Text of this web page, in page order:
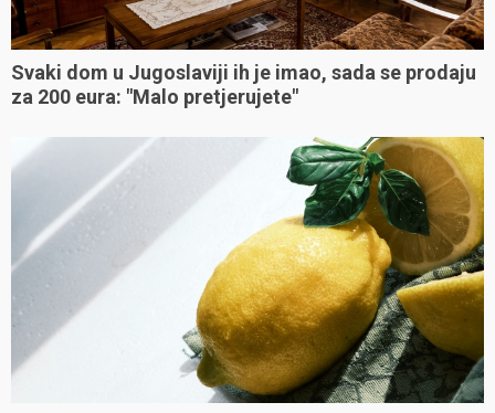
Svaki dom u Jugoslaviji ih je imao, sada se prodaju
za 200 eura: "Malo pretjerujete"